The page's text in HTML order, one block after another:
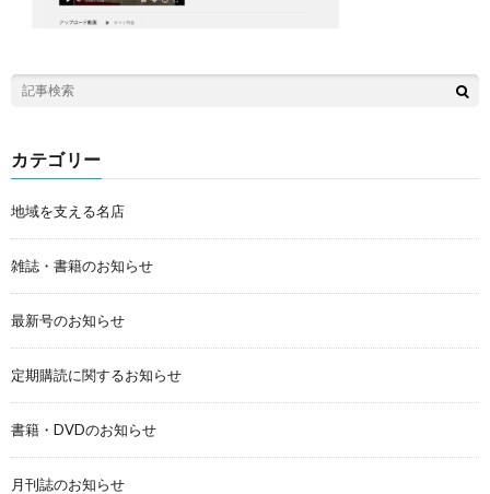
カテゴリー
地域を支える名店
雑誌・書籍のお知らせ
最新号のお知らせ
定期購読に関するお知らせ
書籍・DVDのお知らせ
月刊誌のお知らせ